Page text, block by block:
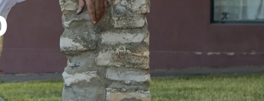
Addio al
nubilato
Continua con l'email